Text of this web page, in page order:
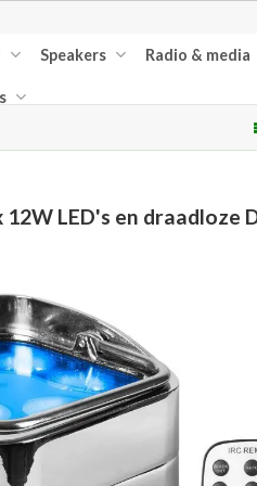
Speakers Radio & media
LED's en draadloze